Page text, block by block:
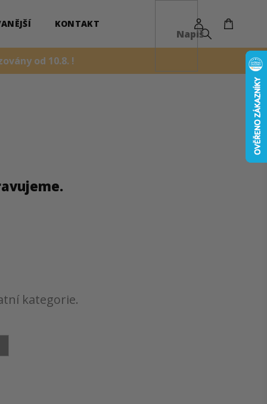
KOŠÍK
KONTAKT
od 10.8. !
kategorie.